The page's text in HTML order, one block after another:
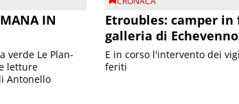
IN
verde Le Plan-
letture
Antonello
Etroubles: camper
galleria di
E in corso l'intervento dei
feriti